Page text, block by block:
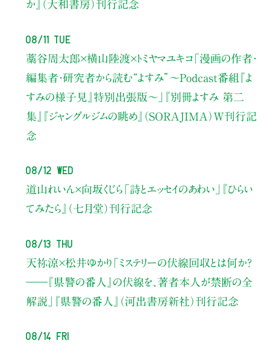
か』（大和書房）刊行記念
08/11 Tue
藁谷周太郎×横山陸渡×トミヤマユキコ「漫画の作者・
編集者・研究者から読む“よすみ” 〜Podcast番組『よ
すみの様子見』特別出張版〜」
『別冊よすみ 第二
集』『ジャングルジムの眺め』（SORAJIMA）W刊行記
念
08/12 Wed
道山れいん×向坂くじら 「詩とエッセイのあわい」
『ひらい
てみたら』（七月堂）刊行記念
08/13 Thu
天祢涼×松井ゆかり 「ミステリーの伏線回収とは何か？
――『県警の番人』の伏線を、著者本人が禁断の全
解説」
『県警の番人』（河出書房新社）刊行記念
08/14 Fri